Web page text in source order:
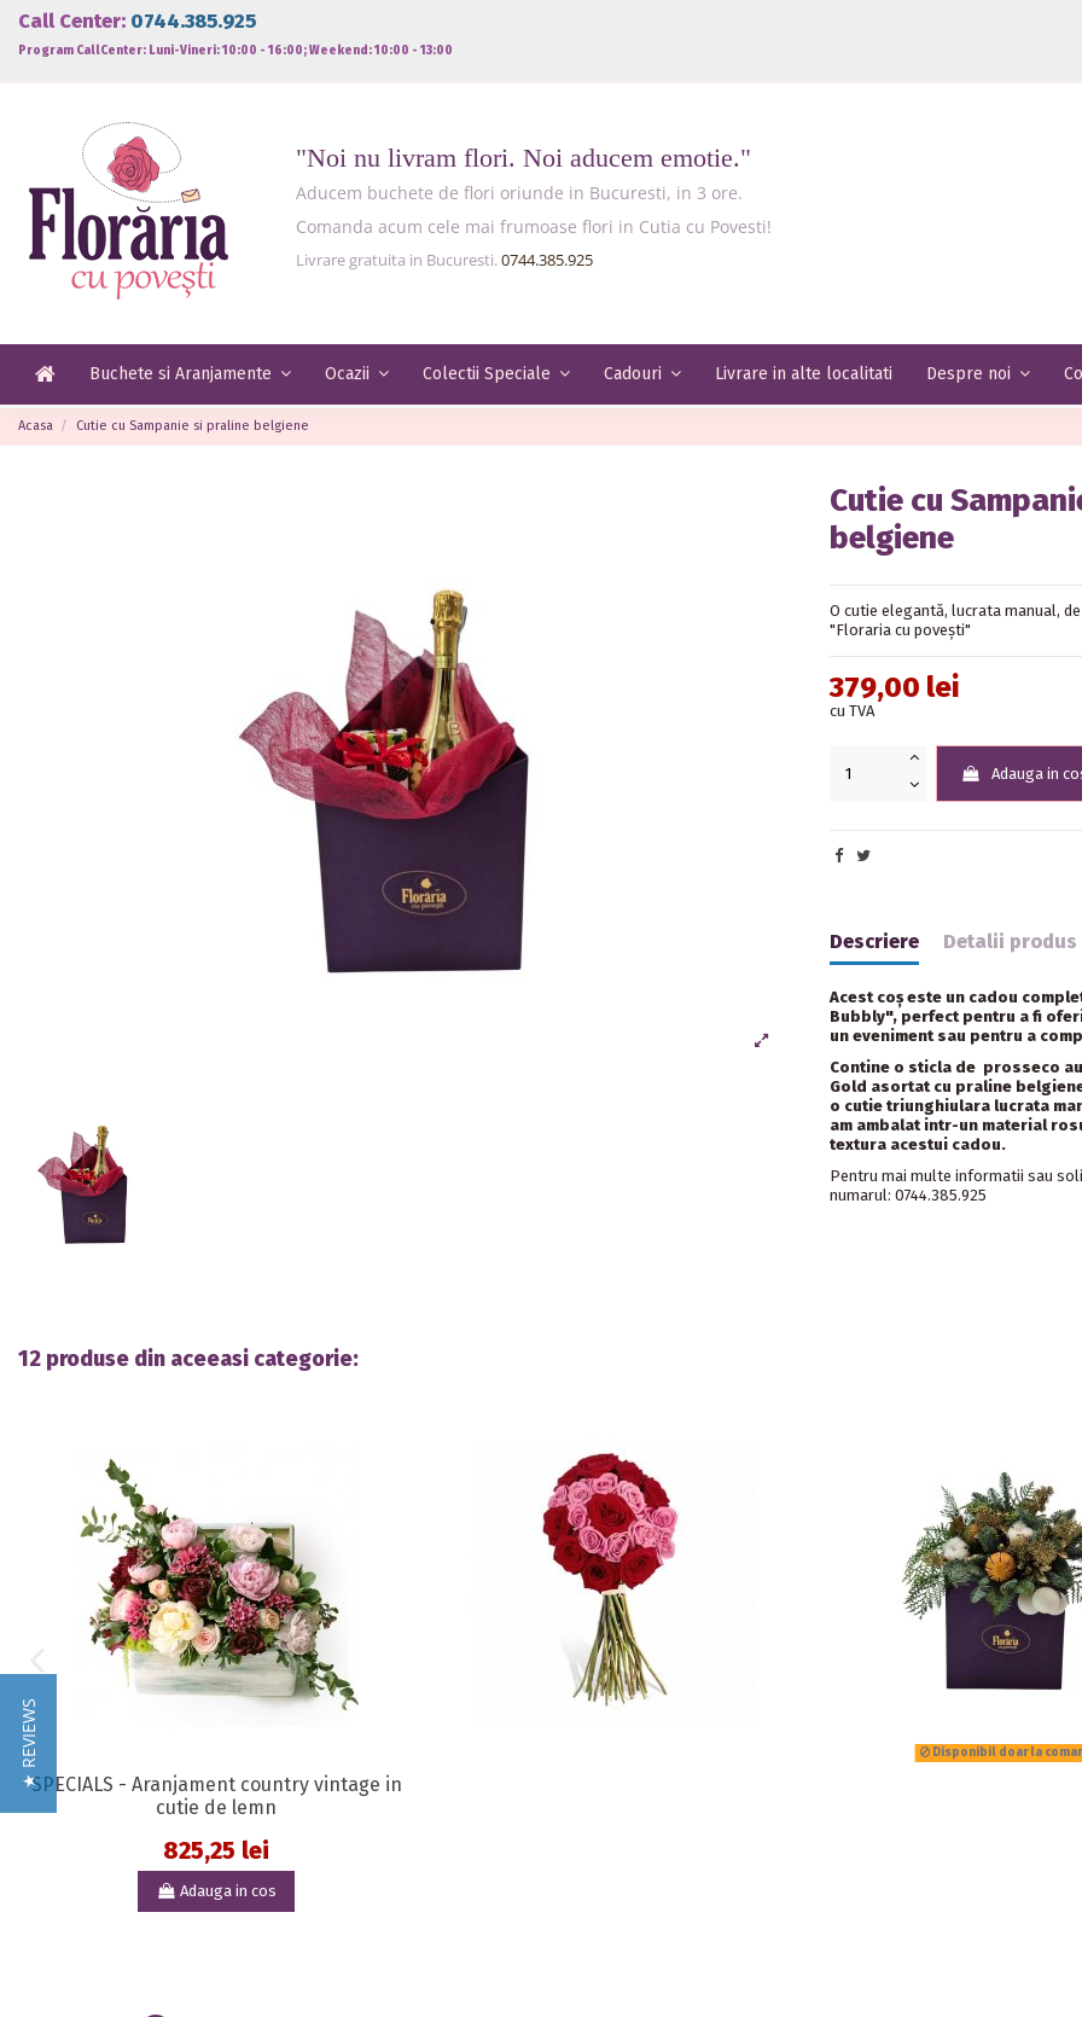
Call Center: 0744.385.925
Program CallCenter: Luni-Vineri: 10:00 - 16:00; Weekend: 10:00 - 13:00
"Noi nu livram flori. Noi aducem emotie."
Aducem buchete de flori oriunde in Bucuresti, in 3 ore.
Comanda acum cele mai frumoase flori in Cutia cu Povesti!
Livrare gratuita in Bucuresti. 0744.385.925
Buchete si Aranjamente Ocazii Colectii Speciale Cadouri Livrare in alte localitati Despre noi
Acasa Cutie cu Sampanie si praline belgiene
Cutie cu
belgiene
O cutie elegantă, lucrata manual,
"Floraria cu povești"
379,00 lei
cu TVA
Adauga in
Descriere Detalii produs
Acest coș este un cadou
Bubbly", perfect pentru a fi
un eveniment sau pentru a
Contine o sticla de prosseco
Gold asortat cu praline
o cutie triunghiulara lucrata
am ambalat intr-un material
textura acestui cadou.
Pentru mai multe informatii sau
numarul: 0744.385.925
12 produse din aceeasi categorie:
SPECIALS - Aranjament country vintage in
cutie de lemn
825,25 lei
Adauga in cos
Disponibil doar la
★ REVIEWS